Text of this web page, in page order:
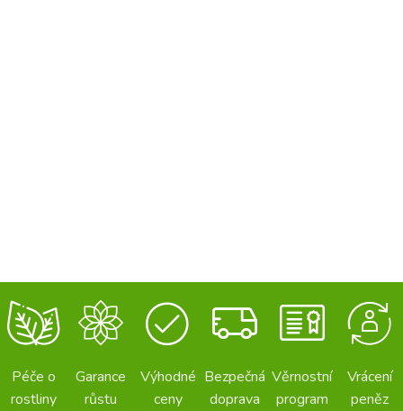
Péče o
rostliny
Garance
růstu
Výhodné
ceny
Bezpečná
doprava
Věrnostní
program
Vrácení
peněz